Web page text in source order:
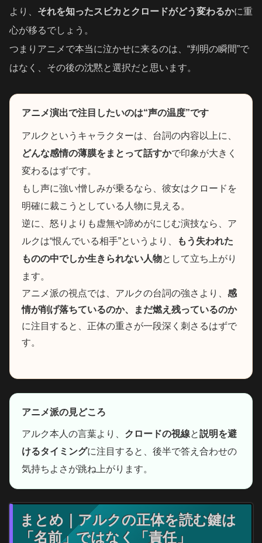
より、 それを知ったスピカとクロードがどう変わるかに重
心が移るでしょう。
つまりアニメで本当に泣かせに来るのは、“判明の瞬間”で
はなく、その後の沈黙と選択だと思います。
アニメ演出で注目したいのは“声の温度”です
アルクというキャラクターは、台詞の内容以上に、
どんな感情の薄膜をまとって話すかで印象が大きく
変わるはずです。
もし声に強い憎しみが乗るなら、彼女はクロードを
明確に裁こうとしている人物に見える。
逆に、怒りよりも虚無や諦めがにじむ演技なら、ア
ルクは“恨んでいる相手”というより、
もう失われた
ものの中でしか生きられない人物として立ち上がり
ます。
アニメ派の視点では、アルクの台詞の強さより、 感
情が削げ落ちているのか、まだ燃え残っているのか
に注目すると、正体の重さが一段深く刺さるはずで
す。
アニメ派の見どころ
アルク本人の言葉より、 クロードの視線と説明を避
けるタイミングに注目すると、後半で答え合わせの
気持ちよさが跳ね上がります。
まとめ｜アルクの正体を読む鍵は
「名前」ではなく「責任」